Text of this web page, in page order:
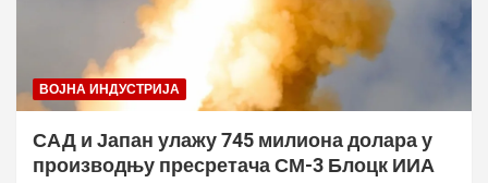
ВОЈНА ИНДУСТРИЈА
САД и Јапан улажу 745 милиона долара у
производњу пресретача СМ-3 Блоцк ИИА